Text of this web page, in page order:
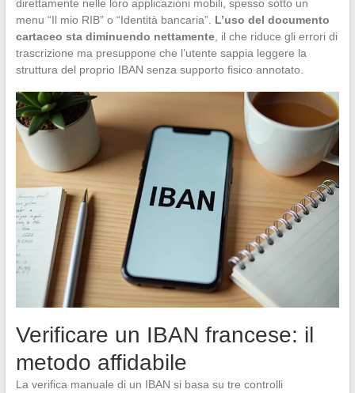
direttamente nelle loro applicazioni mobili, spesso sotto un
menu “Il mio RIB” o “Identità bancaria”. L’uso del documento
cartaceo sta diminuendo nettamente, il che riduce gli errori di
trascrizione ma presuppone che l’utente sappia leggere la
struttura del proprio IBAN senza supporto fisico annotato.
Verificare un IBAN francese: il
metodo affidabile
La verifica manuale di un IBAN si basa su tre controlli